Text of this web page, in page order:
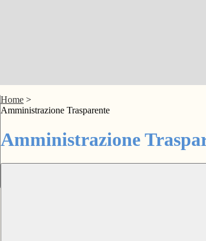
Home >
Amministrazione Trasparente
Amministrazione